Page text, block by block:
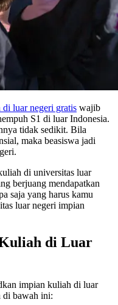
di luar negeri gratis wajib
S1 di luar Indonesia.
tidak sedikit. Bila
maka beasiswa jadi
di universitas luar
berjuang mendapatkan
saja yang harus kamu
luar negeri impian
Kuliah di Luar
impian kuliah di luar
di bawah ini: